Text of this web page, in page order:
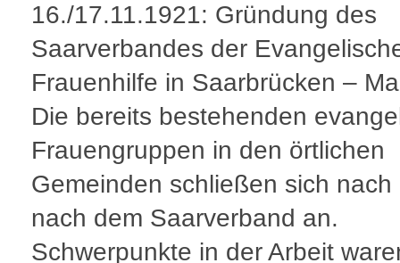
16./17.11.1921: Gründung des
Saarverbandes der
Frauenhilfe in Saarbrücken –
Die bereits bestehenden
Frauengruppen in den örtlichen
Gemeinden schließen sich nach
nach dem Saarverband an.
Schwerpunkte in der Arbeit